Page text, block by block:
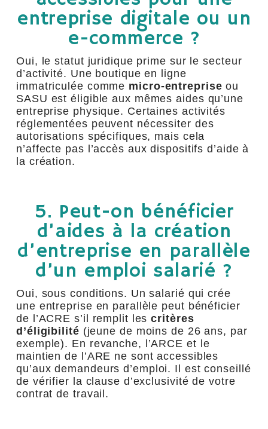
entreprise digitale ou un
e-commerce ?
Oui, le statut juridique prime sur le secteur
d’activité. Une boutique en ligne
immatriculée comme micro-entreprise ou
SASU est éligible aux mêmes aides qu’une
entreprise physique. Certaines activités
réglementées peuvent nécessiter des
autorisations spécifiques, mais cela
n’affecte pas l’accès aux dispositifs d’aide à
la création.
5. Peut-on bénéficier
d’aides à la création
d’entreprise en parallèle
d’un emploi salarié ?
Oui, sous conditions. Un salarié qui crée
une entreprise en parallèle peut bénéficier
de l’ACRE s’il remplit lescritères
d’éligibilité (jeune de moins de 26 ans, par
exemple). En revanche, l’ARCE et le
maintien de l’ARE ne sont accessibles
qu’aux demandeurs d’emploi. Il est conseillé
de vérifier la clause d’exclusivité de votre
contrat de travail.